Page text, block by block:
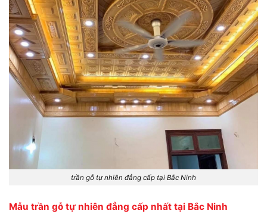
trần gỗ tự nhiên đẳng cấp tại Bắc Ninh
Mẫu trần gỗ tự nhiên đẳng cấp nhất tại Bắc Ninh